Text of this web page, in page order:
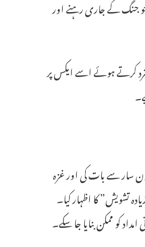
جنگ کے جاری رہنے اور
کرتے ہوئے اسے ایکس پر
سار سے بات کی اور غزہ
تشویش” کا اظہار کیا۔
کو ممکن بنایا جا سکے۔